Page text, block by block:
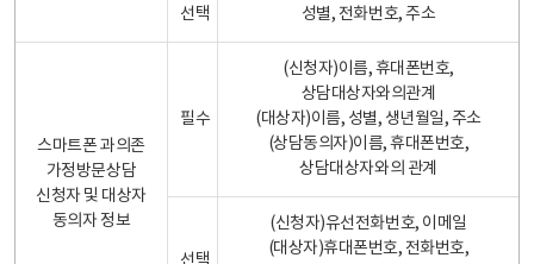
선택 성별, 전화번호, 주소
스마트폰 과의존
가정방문상담
신청자 및 대상자
동의자 정보
필수
(신청자)이름, 휴대폰번호,
상담대상자와의관계
(대상자)이름, 성별, 생년월일, 주소
(상담동의자)이름, 휴대폰번호,
상담대상자와의 관계
(신청자)유선전화번호, 이메일
(대상자)휴대폰번호, 전화번호,